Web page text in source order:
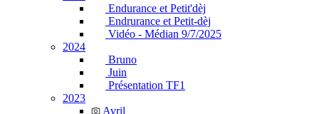
Endurance et Petit'dèj
Endrurance et Petit-dèj
Vidéo - Médian 9/7/2025
2024
Bruno
Juin
Présentation TF1
2023
Avril